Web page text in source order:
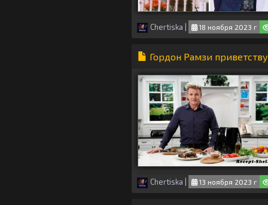
Chertiska 18 ноября 2023 г
Гордон Рамзи
Chertiska 13 ноября 2023 г